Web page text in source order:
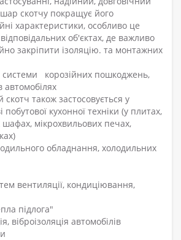
скотчу покращує його
характеристики, особливо це
об'єктах, де важливо
закріпити ізоляцію. та монтажних
системи корозійних пошкоджень,
автомобілях
скотч також застосовується у
побутової кухонної техніки (у плитах,
шафах, мікрохвильових печах,
обладнання, холодильних
вентиляції, кондиціювання,
підлога"
віброізоляція автомобілів